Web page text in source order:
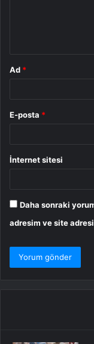
Ad *
E-posta *
İnternet sitesi
Daha sonraki
adresim ve site